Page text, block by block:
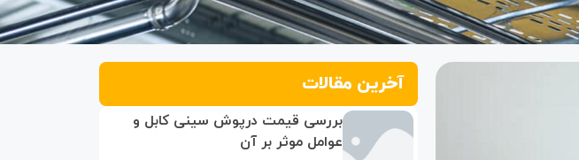
آخرین مقالات
بررسی قیمت درپوش سینی کابل و
عوامل موثر بر آن